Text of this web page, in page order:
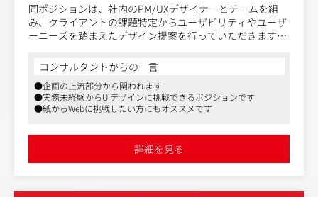
同ポジションは、社内のPM/UXデザイナーとチームを組
み、クライアントの課題特定からユーザビリティやユーザ
ーニーズを踏まえたデザイン提案を行っていただきます。
デザイナーとしてプロダクトのUIデザインのみを担当する
のでなく、ブランディングからデータ分析などビジネス視
点を持ち、戦略の上流部分から案件に関わっていただきま
す。
アントの業種も様々で、すべて直接取引で案件を頂いてお
コンサルタントからの一言
●企画の上流部分から関われます
●実務未経験からUIデザインに挑戦できるポジションです
●紙からWebに挑戦したい方にもオススメです
詳細を見る